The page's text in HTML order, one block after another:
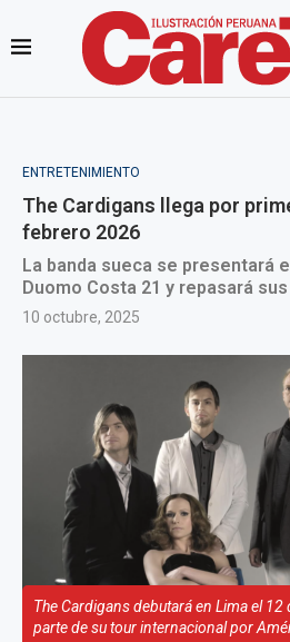
ENTRETENIMIENTO
The Cardigans llega por
febrero 2026
La banda sueca se presentará
Duomo Costa 21 y repasará
10 octubre, 2025
The Cardigans debutará en Lima el
parte de su tour internacional por